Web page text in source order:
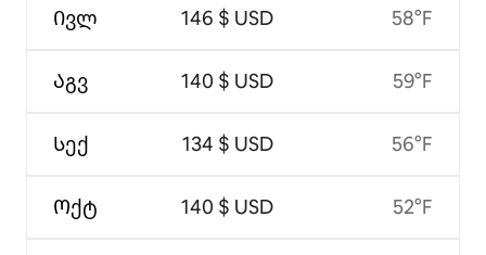
Ივლ
Აგვ
Სექ
Ოქტ
146 $ USD
140 $ USD
134 $ USD
140 $ USD
58°F
59°F
56°F
52°F